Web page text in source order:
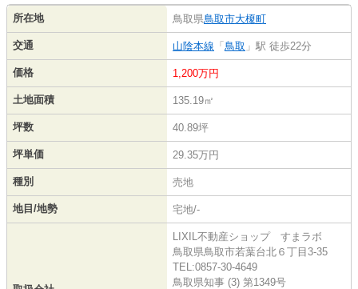
所在地 鳥取県鳥取市大榎町
交通 山陰本線 「 鳥取 」駅 徒歩22分
価格 1,200万円
土地面積 135.19㎡
坪数 40.89坪
坪単価 29.35万円
種別 売地
地目/地勢 宅地/-
LIXIL不動産ショップ すまラボ
鳥取県鳥取市若葉台北６丁目3-35
TEL:0857-30-4649
鳥取県知事 (3) 第1349号